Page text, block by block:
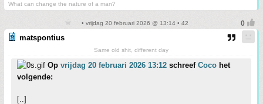
What can change the nature of a man?
• vrijdag 20 februari 2026 @ 13:14 • 42
matspontius
Same old shit, different day
Op vrijdag 20 februari 2026 13:12 schreef Coco het
volgende:
[..]